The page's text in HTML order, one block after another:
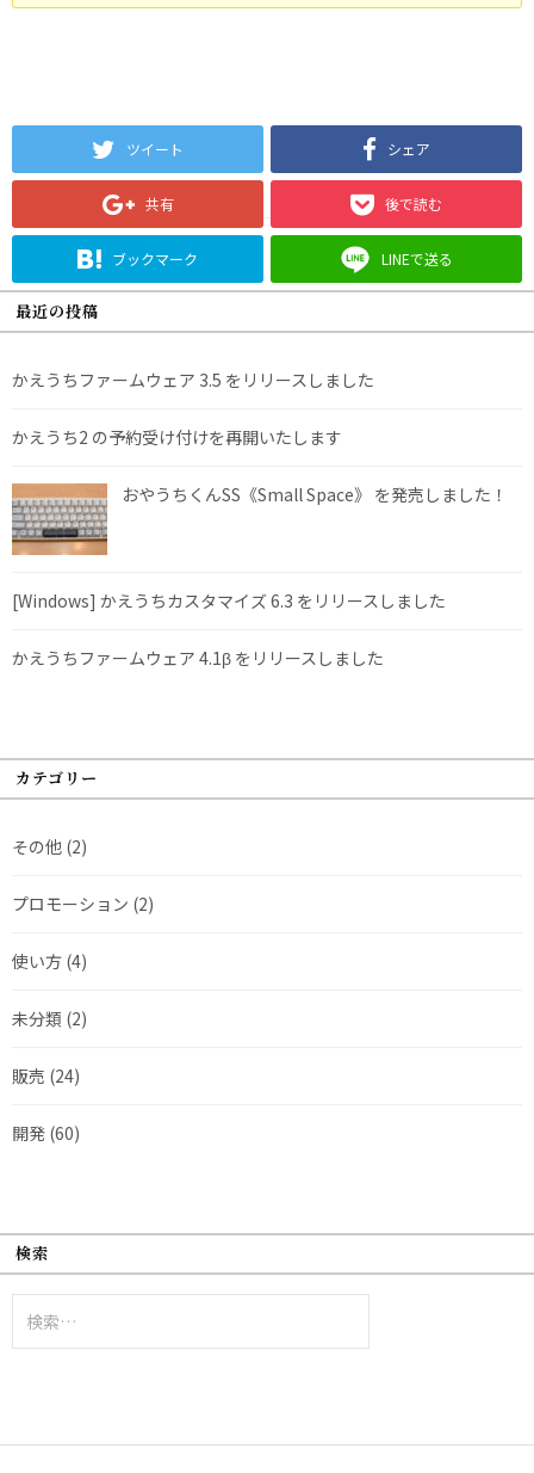
ツイート シェア
共有 後で読む
ブックマーク LINEで送る
最近の投稿
かえうちファームウェア 3.5 をリリースしました
かえうち2 の予約受け付けを再開いたします
おやうちくんSS《Small Space》 を発売しました！
[Windows] かえうちカスタマイズ 6.3 をリリースしました
かえうちファームウェア 4.1β をリリースしました
カテゴリー
その他 (2)
プロモーション (2)
使い方 (4)
未分類 (2)
販売 (24)
開発 (60)
検索
索: